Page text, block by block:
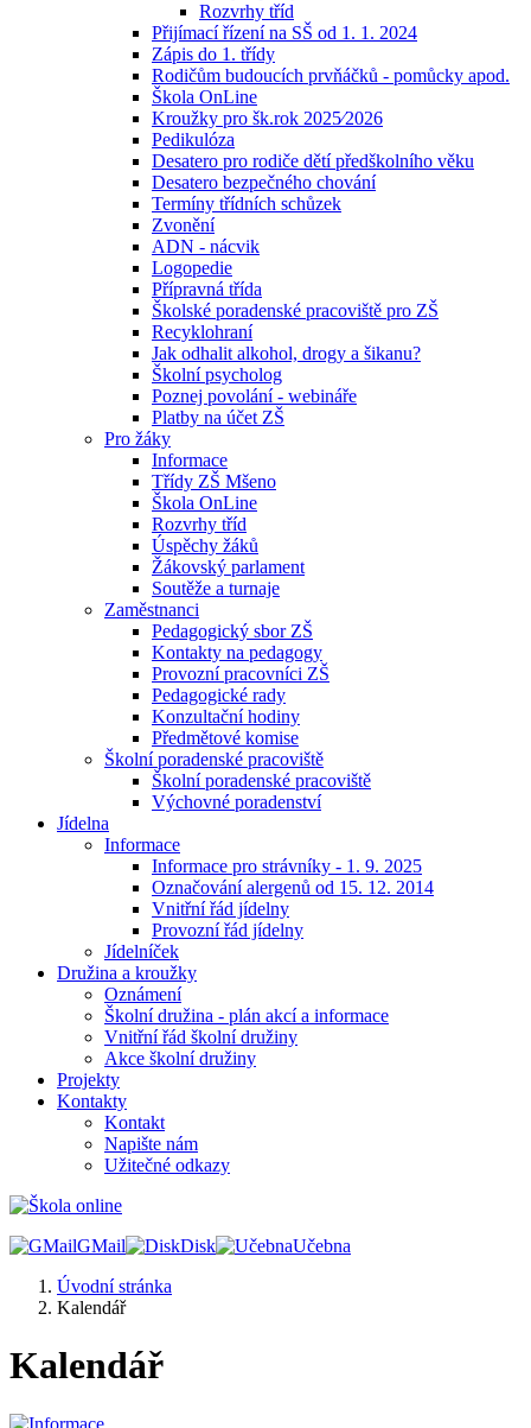
Rozvrhy tříd
Přijímací řízení na SŠ od 1. 1. 2024
Zápis do 1. třídy
Rodičům budoucích prvňáčků - pomůcky apod.
Škola OnLine
Kroužky pro šk.rok 2025⁄2026
Pedikulóza
Desatero pro rodiče dětí předškolního věku
Desatero bezpečného chování
Termíny třídních schůzek
Zvonění
ADN - nácvik
Logopedie
Přípravná třída
Školské poradenské pracoviště pro ZŠ
Recyklohraní
Jak odhalit alkohol, drogy a šikanu?
Školní psycholog
Poznej povolání - webináře
Platby na účet ZŠ
Pro žáky
Informace
Třídy ZŠ Mšeno
Škola OnLine
Rozvrhy tříd
Úspěchy žáků
Žákovský parlament
Soutěže a turnaje
Zaměstnanci
Pedagogický sbor ZŠ
Kontakty na pedagogy
Provozní pracovníci ZŠ
Pedagogické rady
Konzultační hodiny
Předmětové komise
Školní poradenské pracoviště
Školní poradenské pracoviště
Výchovné poradenství
Jídelna
Informace
Informace pro strávníky - 1. 9. 2025
Označování alergenů od 15. 12. 2014
Vnitřní řád jídelny
Provozní řád jídelny
Jídelníček
Družina a kroužky
Oznámení
Školní družina - plán akcí a informace
Vnitřní řád školní družiny
Akce školní družiny
Projekty
Kontakty
Kontakt
Napište nám
Užitečné odkazy
GMail Disk
Učebna
Úvodní stránka
Kalendář
Kalendář